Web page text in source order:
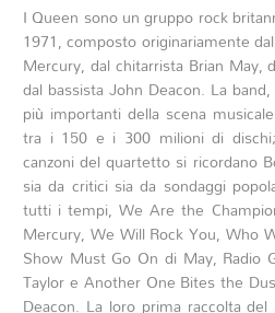
I Queen sono un gruppo rock
1971, composto originariamente
Mercury, dal chitarrista Brian May,
dal bassista John Deacon. La
più importanti della scena
tra i 150 e i 300 milioni di
canzoni del quartetto si ricordano
sia da critici sia da sondaggi
tutti i tempi, We Are the
Mercury, We Will Rock You, Who
Show Must Go On di May, Radio
Taylor e Another One Bites the
Deacon. La loro prima raccolta